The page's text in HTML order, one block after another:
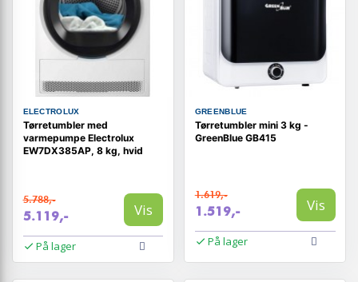
ELECTROLUX
Tørretumbler med
varmepumpe Electrolux
EW7DX385AP, 8 kg, hvid
5.788,-
5.119,- Vis
På lager
GREENBLUE
Tørretumbler mini 3 kg -
GreenBlue GB415
1.619,-
1.519,- Vis
På lager